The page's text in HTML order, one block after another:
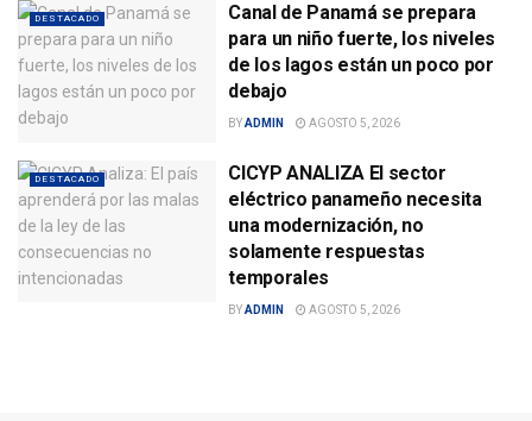
DESTACADO
Canal de Panamá se prepara
para un niño fuerte, los niveles
de los lagos están un poco por
debajo
BYADMIN AGOSTO 5, 2026
DESTACADO
CICYP ANALIZA El sector
eléctrico panameño necesita
una modernización, no
solamente respuestas
temporales
BYADMIN AGOSTO 5, 2026